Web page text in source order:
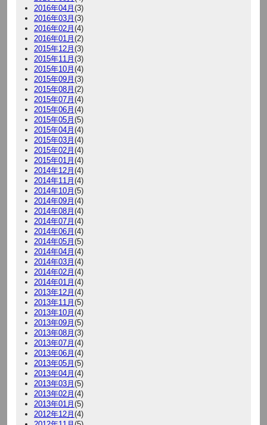
2016年04月 (3)
2016年03月 (3)
2016年02月 (4)
2016年01月 (2)
2015年12月 (3)
2015年11月 (3)
2015年10月 (4)
2015年09月 (3)
2015年08月 (2)
2015年07月 (4)
2015年06月 (4)
2015年05月 (5)
2015年04月 (4)
2015年03月 (4)
2015年02月 (4)
2015年01月 (4)
2014年12月 (4)
2014年11月 (4)
2014年10月 (5)
2014年09月 (4)
2014年08月 (4)
2014年07月 (4)
2014年06月 (4)
2014年05月 (5)
2014年04月 (4)
2014年03月 (4)
2014年02月 (4)
2014年01月 (4)
2013年12月 (4)
2013年11月 (5)
2013年10月 (4)
2013年09月 (5)
2013年08月 (3)
2013年07月 (4)
2013年06月 (4)
2013年05月 (5)
2013年04月 (4)
2013年03月 (5)
2013年02月 (4)
2013年01月 (5)
2012年12月 (4)